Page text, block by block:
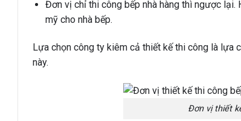
Đơn vị chỉ thi công bếp nhà hàng thì ngược
mỹ cho nhà bếp.
Lựa chọn công ty kiêm cả thiết kế thi công là lựa
này.
Đơn vị thiết